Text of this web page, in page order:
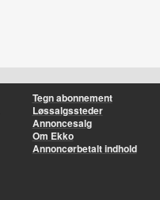
Tegn abonnement
Løssalgssteder
Annoncesalg
Om Ekko
Annoncørbetalt indhold